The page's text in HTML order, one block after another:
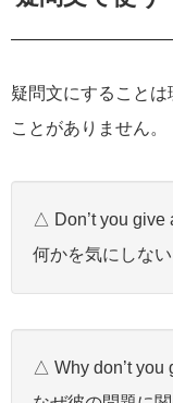
疑問文にすること
ことがありません。
△ Don’t you give
何かを気にしない
△ Why don’t you